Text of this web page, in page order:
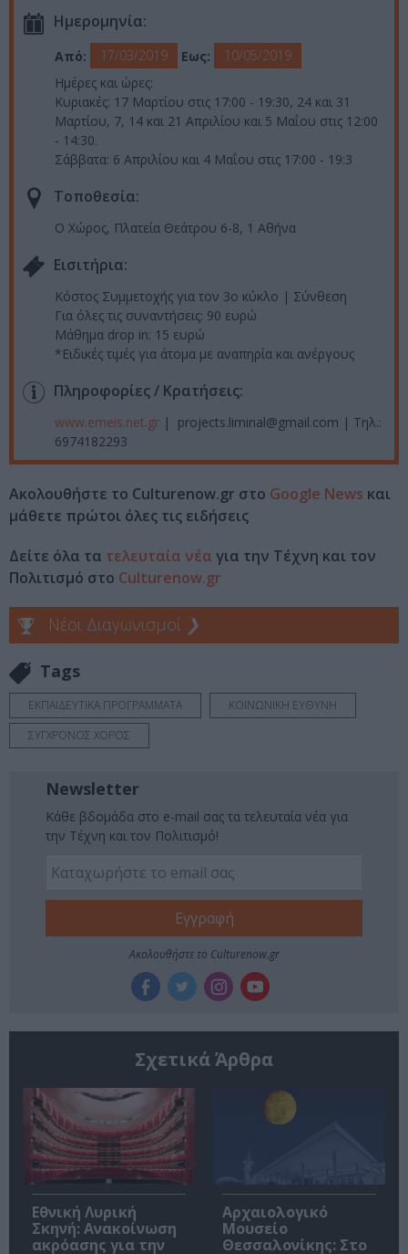
Ημερομηνία:
Από: 17/03/2019 Εως:
10/05/2019
Ημέρες και ώρες:
Κυριακές: 17 Μαρτίου στις 17:00 - 19:30, 24 και 31
Μαρτίου, 7, 14 και 21 Απριλίου και 5 Μαΐου στις 12:00
- 14:30.
Σάββατα: 6 Απριλίου και 4 Μαΐου στις 17:00 - 19:3
Τοποθεσία:
Ο Χώρος, Πλατεία Θεάτρου 6-8, 1 Αθήνα
Eισιτήρια:
Κόστος Συμμετοχής για τον 3ο κύκλο | Σύνθεση
Για όλες τις συναντήσεις: 90 ευρώ
Μάθημα drop in: 15 ευρώ
*Ειδικές τιμές για άτομα με αναπηρία και ανέργους
Πληροφορίες / Κρατήσεις:
www.emeis.net.gr | projects.liminal@gmail.com | Τηλ.:
6974182293
Ακολουθήστε το Culturenow.gr στο Google News και
μάθετε πρώτοι όλες τις ειδήσεις
Δείτε όλα τα τελευταία νέα για την Τέχνη και τον
Πολιτισμό στο Culturenow.gr
Νέοι Διαγωνισμοί ❯
Tags
ΕΚΠΑΙΔΕΥΤΙΚΑ ΠΡΟΓΡΑΜΜΑΤΑ
ΚΟΙΝΩΝΙΚΗ ΕΥΘΥΝΗ
ΣΥΓΧΡΟΝΟΣ ΧΟΡΟΣ
Newsletter
Κάθε βδομάδα στο e-mail σας τα τελευταία νέα για
την Τέχνη και τον Πολιτισμό!
Ακολουθήστε το Culturenow.gr
Σχετικά Άρθρα
Εθνική Λυρική
Σκηνή: Ανακοίνωση
ακρόασης για την
Αρχαιολογικό
Μουσείο
Θεσσαλονίκης: Στο